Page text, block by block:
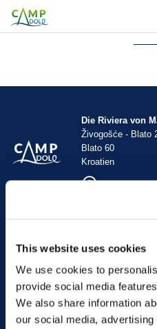
This website uses cookies
We use cookies to
provide social media
We also share information
our social media,
Die Riviera von
Živogošće - Blato
Blato 60
Kroatien
Schau auf
TUI BLUE Makarska
TUI BLUE Kalamota Island Resort
Camp Dole